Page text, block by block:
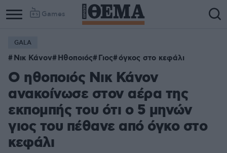
Games
GALA
Νικ Κάνον Ηθοποιός Γιος όγκος στο κεφάλι
Ο ηθοποιός Νικ Κάνον
ανακοίνωσε στον αέρα της
εκπομπής του ότι ο 5 μηνών
γιος του πέθανε από όγκο στο
κεφάλι